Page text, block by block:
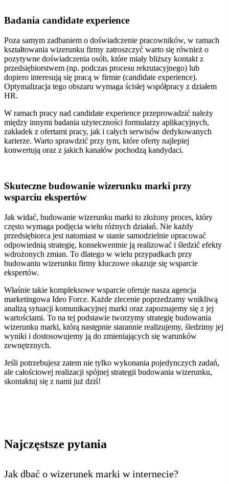
Badania candidate experience
Poza samym zadbaniem o doświadczenie pracowników, w ramach
kształtowania wizerunku firmy zatroszczyć warto się również o
pozytywne doświadczenia osób, które miały bliższy kontakt z
przedsiębiorstwem (np. podczas procesu rekrutacyjnego) lub
dopiero interesują się pracą w firmie (candidate experience).
Optymalizacja tego obszaru wymaga ścisłej współpracy z działem
HR.
W ramach pracy nad candidate experience przeprowadzić należy
między innymi badania użyteczności formularzy aplikacyjnych,
zakładek z ofertami pracy, jak i całych serwisów dedykowanych
karierze. Warto sprawdzić przy tym, które oferty najlepiej
konwertują oraz z jakich kanałów pochodzą kandydaci.
Skuteczne budowanie wizerunku marki przy
wsparciu ekspertów
Jak widać, budowanie wizerunku marki to złożony proces, który
często wymaga podjęcia wielu różnych działań. Nie każdy
przedsiębiorca jest natomiast w stanie samodzielnie opracować
odpowiednią strategię, konsekwentnie ją realizować i śledzić efekty
wdrożonych zmian. To dlatego w wielu przypadkach przy
budowaniu wizerunku firmy kluczowe okazuje się wsparcie
ekspertów.
Właśnie takie kompleksowe wsparcie oferuje nasza agencja
marketingowa Ideo Force. Każde zlecenie poprzedzamy wnikliwą
analizą sytuacji komunikacyjnej marki oraz zapoznajemy się z jej
wartościami. To na tej podstawie tworzymy strategię budowania
wizerunku marki, którą następnie starannie realizujemy, śledzimy jej
wyniki i dostosowujemy ją do zmieniających się warunków
zewnętrznych.
Jeśli potrzebujesz zatem nie tylko wykonania pojedynczych zadań,
ale całościowej realizacji spójnej strategii budowania wizerunku,
skontaktuj się z nami już dziś!
Najczęstsze pytania
Jak dbać o wizerunek marki w internecie?